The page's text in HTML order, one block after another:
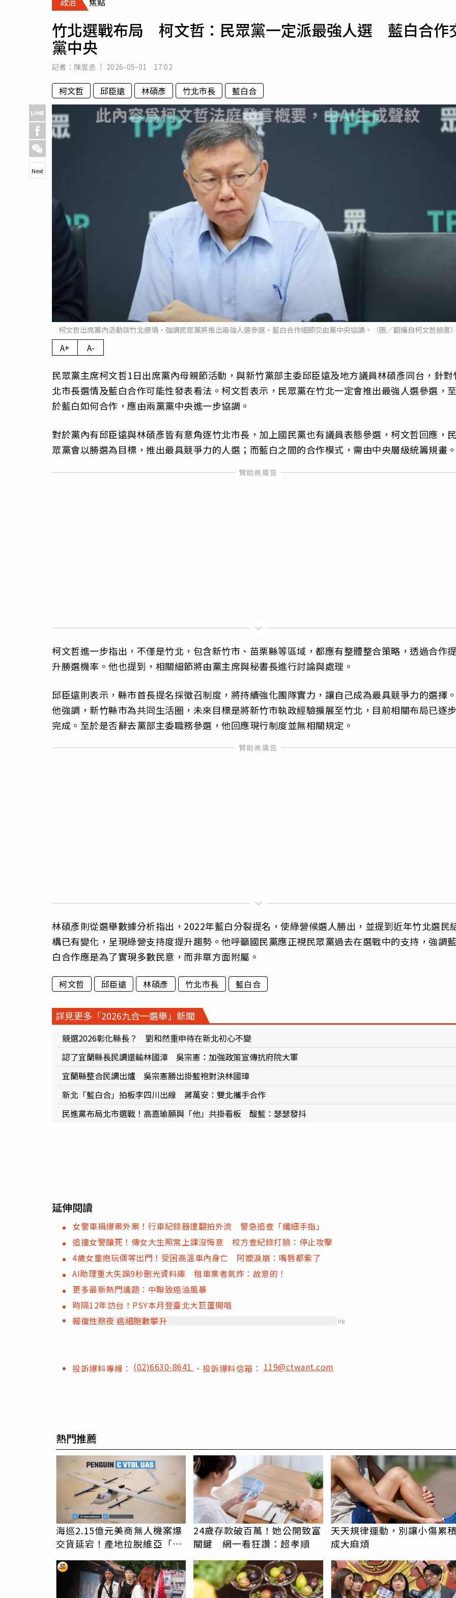
專欄
運勢
竹北選戰布局 柯文哲：民眾黨一定派最強人選 藍白合作
黨中央
記者： 陳昱丞 2026-05-01 17:02
柯文哲 邱臣遠 林碩彥 竹北市長 藍白合
柯文哲出席黨內活動談竹北選情，強調民眾黨將推出最強人選參選，藍白合作細節交由黨中央協調。（圖／翻攝自柯文哲臉書
Next
A+ A-
民眾黨主席柯文哲1日出席黨內母親節活動，與新竹黨部主委邱臣遠及地方議員林碩彥同台，針對
北市長選情及藍白合作可能性發表看法。柯文哲表示，民眾黨在竹北一定會推出最強人選參選，
於藍白如何合作，應由兩黨黨中央進一步協調。
對於黨內有邱臣遠與林碩彥皆有意角逐竹北市長，加上國民黨也有議員表態參選，柯文哲回應，
眾黨會以勝選為目標，推出最具競爭力的人選；而藍白之間的合作模式，需由中央層級統籌規畫
柯文哲進一步指出，不僅是竹北，包含新竹市、苗栗縣等區域，都應有整體整合策略，透過合作
升勝選機率。他也提到，相關細節將由黨主席與秘書長進行討論與處理。
邱臣遠則表示，縣市首長提名採徵召制度，將持續強化團隊實力，讓自己成為最具競爭力的選擇
他強調，新竹縣市為共同生活圈，未來目標是將新竹市執政經驗擴展至竹北，目前相關布局已逐
完成。至於是否辭去黨部主委職務參選，他回應現行制度並無相關規定。
林碩彥則從選舉數據分析指出，2022年藍白分裂提名，使綠營候選人勝出，並提到近年竹北選民
構已有變化，呈現綠營支持度提升趨勢。他呼籲國民黨應正視民眾黨過去在選戰中的支持，強調
白合作應是為了實現多數民意，而非單方面附屬。
柯文哲 邱臣遠 林碩彥 竹北市長 藍白合
詳見更多「2026九合一選舉」新聞
競選2026彰化縣長？ 劉和然重申待在新北初心不變
認了宜蘭縣長民調還輸林國漳 吳宗憲：加強政策宣傳抗府院大軍
宜蘭縣整合民調出爐 吳宗憲勝出掛藍袍對決林國璋
新北「藍白合」拍板李四川出線 蔣萬安：雙北攜手合作
民進黨布局北市選戰！高嘉瑜願與「他」共掛看板 酸藍：瑟瑟發抖
延伸閱讀
女警車禍爆案外案！行車紀錄器遭翻拍外流 警急追查「纖細手指」
追撞女警釀死！傳女大生照常上課沒悔意 校方查紀錄打臉：停止攻擊
4歲女童抱玩偶等出門！受困高溫車內身亡 阿嬤淚崩：嘴唇都紫了
AI助理重大失誤9秒刪光資料庫 租車業者氣炸：故意的！
更多最新熱門議題：中聯致癌油風暴
時隔12年訪台！PSY本月登臺北大巨蛋開唱
報復性熬夜 癌細胞數攀升
PR
投訴爆料專線： (02)6630-8641 、投訴爆料信箱：119@ctwant.com
熱門推薦
海巡2.15億元美商無人機案爆
交貨延宕！產地拉脫維亞「恐
24歲存款破百萬！她公開致富
關鍵 網一看狂讚：超孝順
天天規律運動，別讓小傷累
成大麻煩
PR
PR